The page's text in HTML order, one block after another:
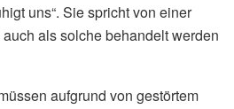
uns“. Sie spricht von einer
als solche behandelt werden
aufgrund von gestörtem